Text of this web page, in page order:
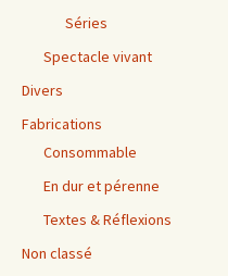
Séries
Spectacle vivant
Divers
Fabrications
Consommable
En dur et pérenne
Textes & Réflexions
Non classé